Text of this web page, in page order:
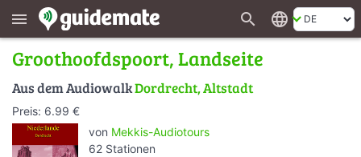
menu search language
Groothoofdspoort, Landseite
Aus dem AudiowalkDordrecht, Altstadt
Preis: 6.99 €
von Mekkis-Audiotours
62 Stationen